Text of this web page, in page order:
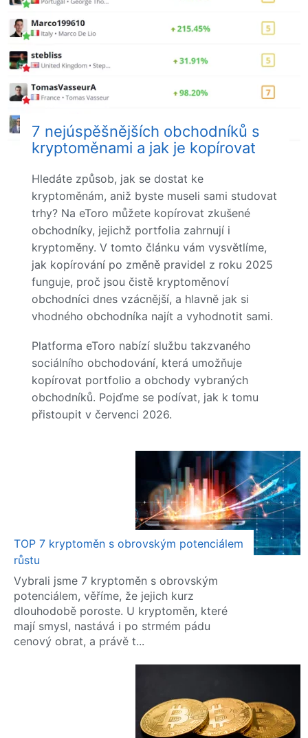
7 nejúspěšnějších obchodníků s
kryptoměnami a jak je kopírovat
Hledáte způsob, jak se dostat ke
kryptoměnám, aniž byste museli sami studovat
trhy? Na eToro můžete kopírovat zkušené
obchodníky, jejichž portfolia zahrnují i
kryptoměny. V tomto článku vám vysvětlíme,
jak kopírování po změně pravidel z roku 2025
funguje, proč jsou čistě kryptoměnoví
obchodníci dnes vzácnější, a hlavně jak si
vhodného obchodníka najít a vyhodnotit sami.
Platforma eToro nabízí službu takzvaného
sociálního obchodování, která umožňuje
kopírovat portfolio a obchody vybraných
obchodníků. Pojďme se podívat, jak k tomu
přistoupit v červenci 2026.
TOP 7 kryptoměn s obrovským potenciálem
růstu
Vybrali jsme 7 kryptoměn s obrovským
potenciálem, věříme, že jejich kurz
dlouhodobě poroste. U kryptoměn, které
mají smysl, nastává i po strmém pádu
cenový obrat, a právě t...